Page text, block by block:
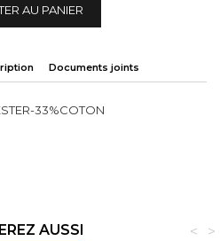
AU PANIER
Documents joints
33%COTON
AUSSI >
<